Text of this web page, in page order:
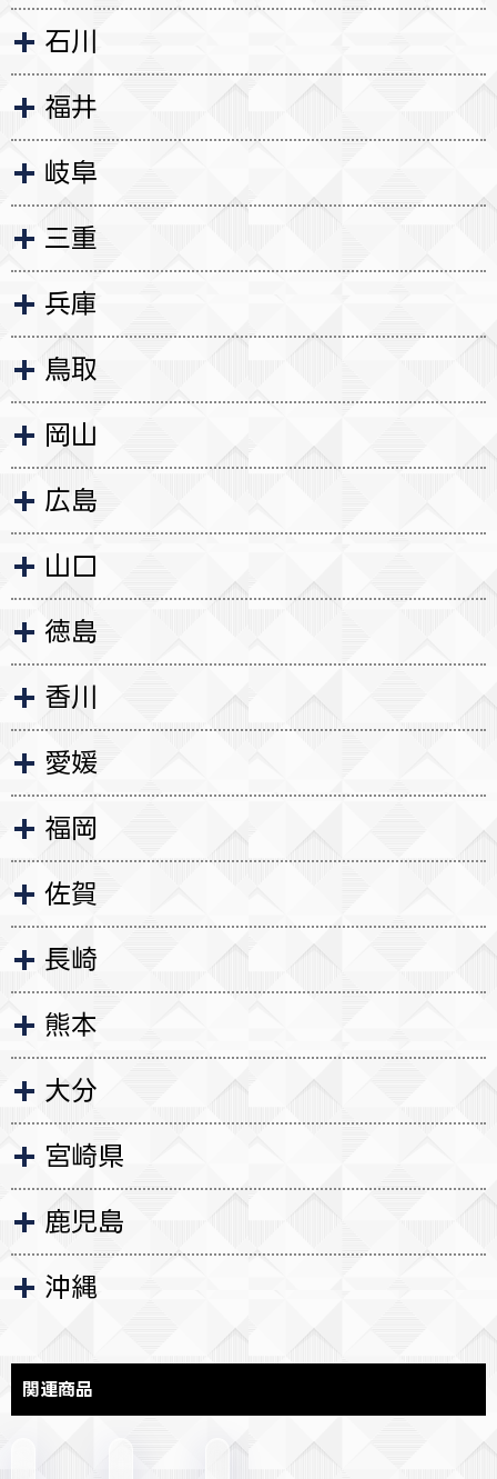
石川
福井
岐阜
三重
兵庫
鳥取
岡山
広島
山口
徳島
香川
愛媛
福岡
佐賀
長崎
熊本
大分
宮崎県
鹿児島
沖縄
関連商品